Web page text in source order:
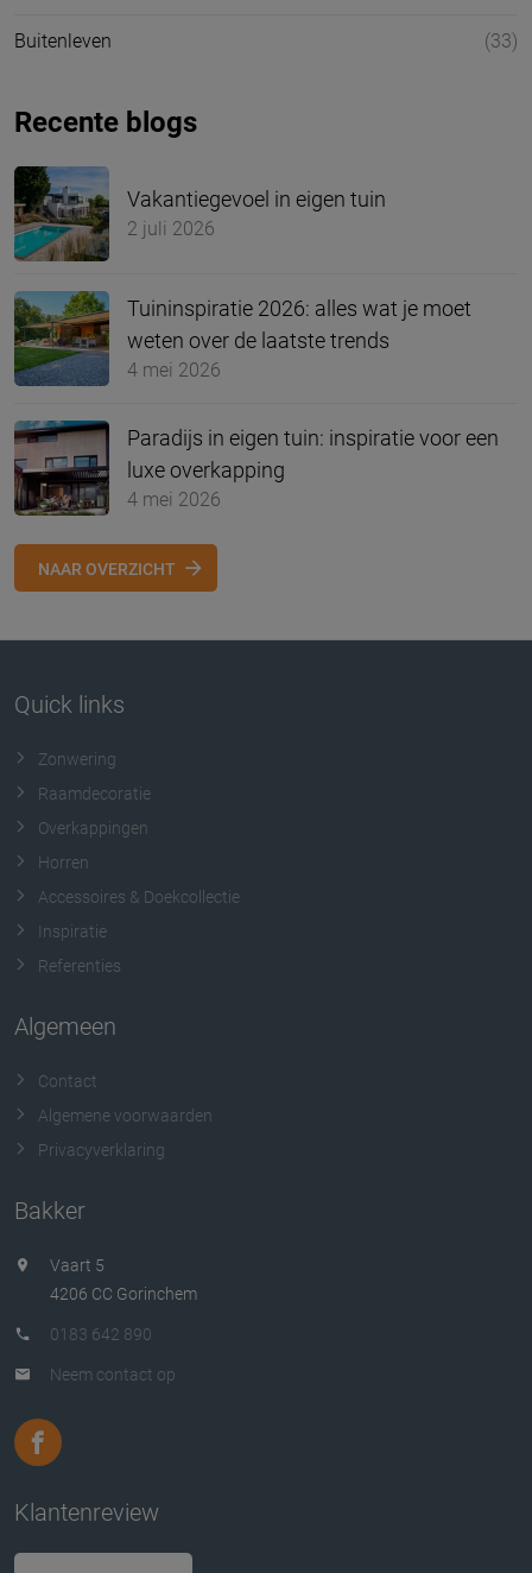
Buitenleven (33)
Recente blogs
Vakantiegevoel in eigen tuin
2 juli 2026
Tuininspiratie 2026: alles wat je moet
weten over de laatste trends
4 mei 2026
Paradijs in eigen tuin: inspiratie voor een
luxe overkapping
4 mei 2026
NAAR OVERZICHT
Quick links
Zonwering
Raamdecoratie
Overkappingen
Horren
Accessoires & Doekcollectie
Inspiratie
Referenties
Algemeen
Contact
Algemene voorwaarden
Privacyverklaring
Bakker
Vaart 5
4206 CC Gorinchem
0183 642 890
Neem contact op
Klantenreview